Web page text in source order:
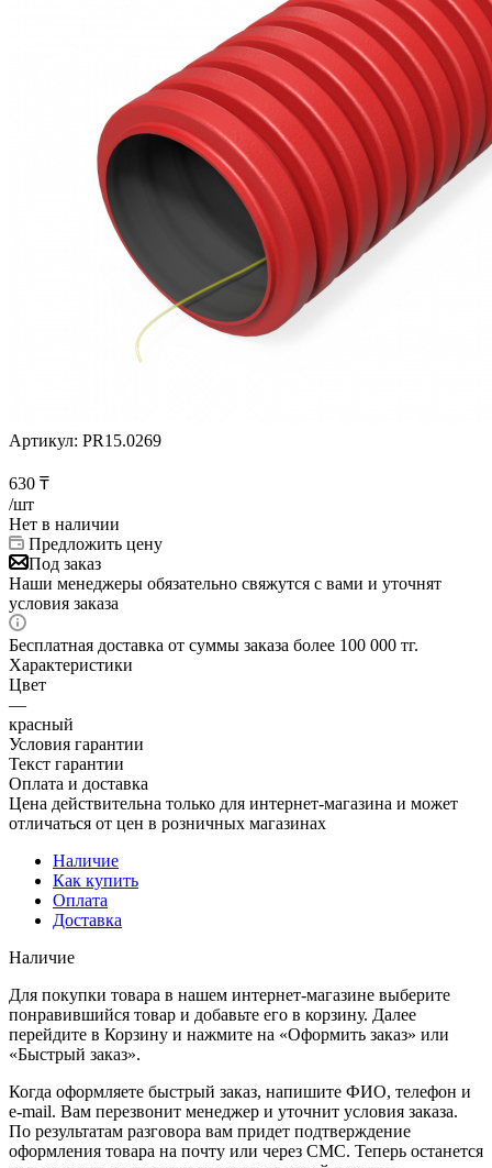
Артикул: PR15.0269
630 ₸
/шт
Нет в наличии
Предложить цену
Под заказ
Наши менеджеры обязательно свяжутся с вами и уточнят
условия заказа
Бесплатная доставка от суммы заказа более 100 000 тг.
Характеристики
Цвет
—
красный
Условия гарантии
Текст гарантии
Оплата и доставка
Цена действительна только для интернет-магазина и может
отличаться от цен в розничных магазинах
Наличие
Как купить
Оплата
Доставка
Наличие
Для покупки товара в нашем интернет-магазине выберите
понравившийся товар и добавьте его в корзину. Далее
перейдите в Корзину и нажмите на «Оформить заказ» или
«Быстрый заказ».
Когда оформляете быстрый заказ, напишите ФИО, телефон и
e-mail. Вам перезвонит менеджер и уточнит условия заказа.
По результатам разговора вам придет подтверждение
оформления товара на почту или через СМС. Теперь останется